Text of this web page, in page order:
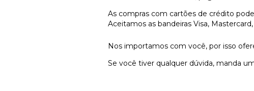
As compras com cartões de crédito
Aceitamos as bandeiras Visa,
Nos importamos com você, por isso
Se você tiver qualquer dúvida, manda